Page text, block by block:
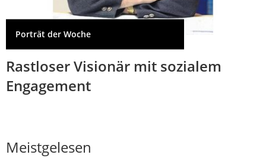
Porträt der Woche
Rastloser Visionär mit sozialem
Engagement
Meistgelesen